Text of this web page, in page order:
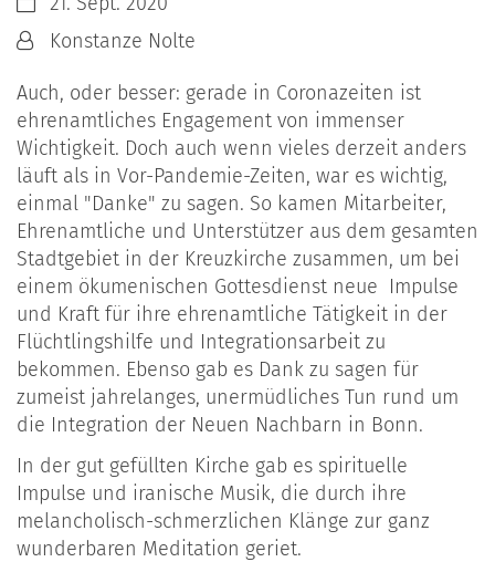
Von:Konstanze Nolte
Auch, oder besser: gerade in Coronazeiten ist
ehrenamtliches Engagement von immenser
Wichtigkeit. Doch auch wenn vieles derzeit anders
läuft als in Vor-Pandemie-Zeiten, war es wichtig,
einmal "Danke" zu sagen. So kamen Mitarbeiter,
Ehrenamtliche und Unterstützer aus dem gesamten
Stadtgebiet in der Kreuzkirche zusammen, um bei
einem ökumenischen Gottesdienst neue Impulse
und Kraft für ihre ehrenamtliche Tätigkeit in der
Flüchtlingshilfe und Integrationsarbeit zu
bekommen. Ebenso gab es Dank zu sagen für
zumeist jahrelanges, unermüdliches Tun rund um
die Integration der Neuen Nachbarn in Bonn.
In der gut gefüllten Kirche gab es spirituelle
Impulse und iranische Musik, die durch ihre
melancholisch-schmerzlichen Klänge zur ganz
wunderbaren Meditation geriet.